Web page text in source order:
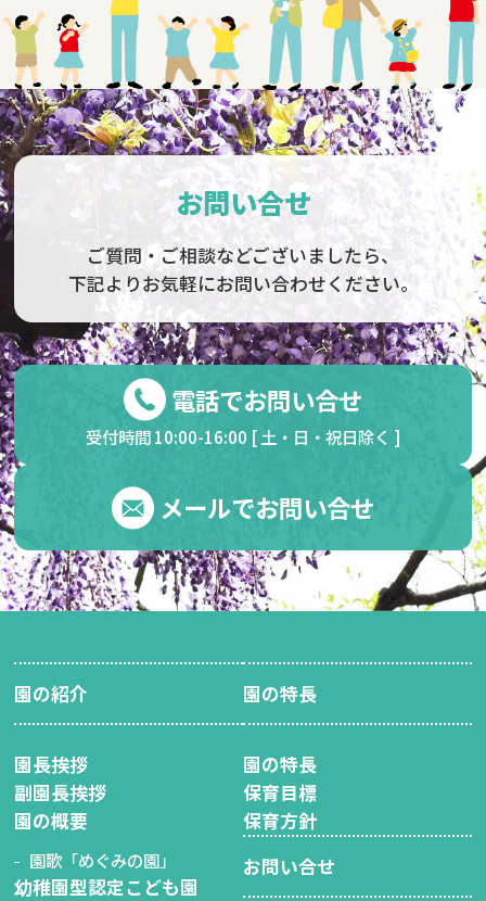
お問い合せ
ご質問・ご相談などございましたら、
下記よりお気軽にお問い合わせください。
電話でお問い合せ
受付時間 10:00-16:00 [ 土・日・祝日除く ]
メールでお問い合せ
園の紹介
園長挨拶
副園長挨拶
園の概要
園歌「めぐみの園」
幼稚園型認定こども園
園の特長
園の特長
保育目標
保育方針
お問い合せ